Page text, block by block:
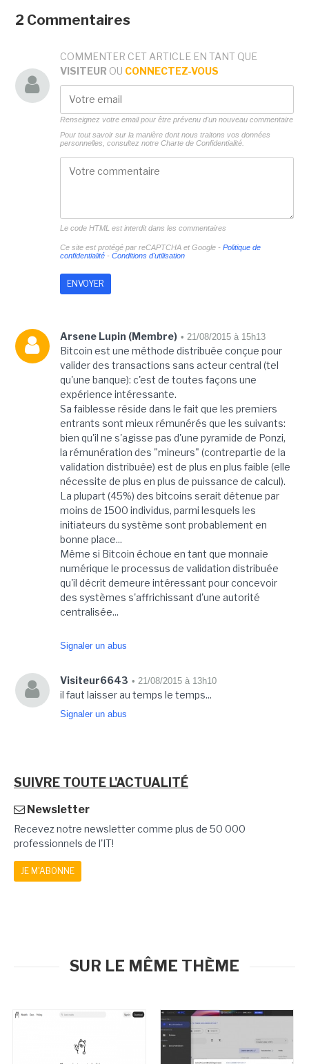
2 Commentaires
COMMENTER CET ARTICLE EN TANT QUE
VISITEUR OU CONNECTEZ-VOUS
Renseignez votre email pour être prévenu d'un nouveau commentaire
Pour tout savoir sur la manière dont nous traitons vos données
personnelles, consultez notre Charte de Confidentialité.
Le code HTML est interdit dans les commentaires
Ce site est protégé par reCAPTCHA et Google - Politique de
confidentialité- Conditions d'utilisation
Arsene Lupin (Membre) • 21/08/2015 à 15h13
Bitcoin est une méthode distribuée conçue pour
valider des transactions sans acteur central (tel
qu'une banque): c'est de toutes façons une
expérience intéressante.
Sa faiblesse réside dans le fait que les premiers
entrants sont mieux rémunérés que les suivants:
bien qu'il ne s'agisse pas d'une pyramide de Ponzi,
la rémunération des "mineurs" (contrepartie de la
validation distribuée) est de plus en plus faible (elle
nécessite de plus en plus de puissance de calcul).
La plupart (45%) des bitcoins serait détenue par
moins de 1500 individus, parmi lesquels les
initiateurs du système sont probablement en
bonne place...
Même si Bitcoin échoue en tant que monnaie
numérique le processus de validation distribuée
qu'il décrit demeure intéressant pour concevoir
des systèmes s'affrichissant d'une autorité
centralisée...
Signaler un abus
Visiteur6643 • 21/08/2015 à 13h10
il faut laisser au temps le temps...
Signaler un abus
SUIVRE TOUTE L'ACTUALITÉ
Newsletter
Recevez notre newsletter comme plus de 50 000
professionnels de l'IT!
JE M'ABONNE
SUR LE MÊME THÈME